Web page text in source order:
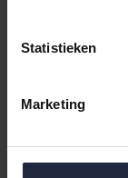
Statistieken
Marketing